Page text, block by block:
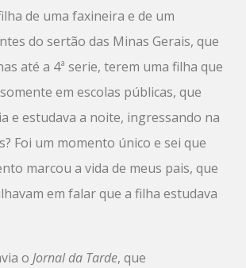
de uma faxineira e de um
do sertão das Minas Gerais, que
até a 4ª serie, terem uma filha que
em escolas públicas, que
e estudava a noite, ingressando na
Foi um momento único e sei que
marcou a vida de meus pais, que
em falar que a filha estudava
o Jornal da Tarde, que